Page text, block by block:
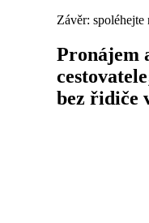
Závěr:
Pronájem
bez řidiče